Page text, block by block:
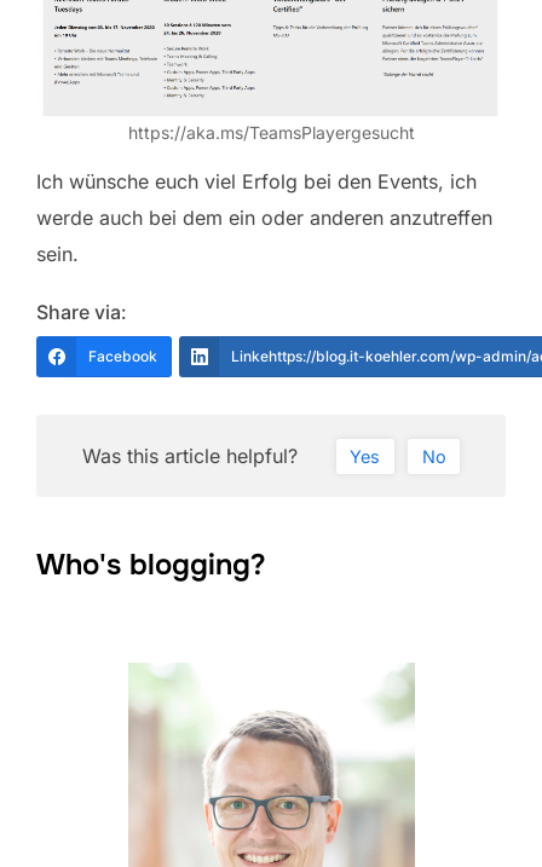
https://aka.ms/TeamsPlayergesucht
Ich wünsche euch viel Erfolg bei den Events, ich
werde auch bei dem ein oder anderen anzutreffen
sein.
Share via:
Facebook Linkehttps://blog.it-koehler.com/wp-admin/
Was this article helpful? Yes No
Who's blogging?